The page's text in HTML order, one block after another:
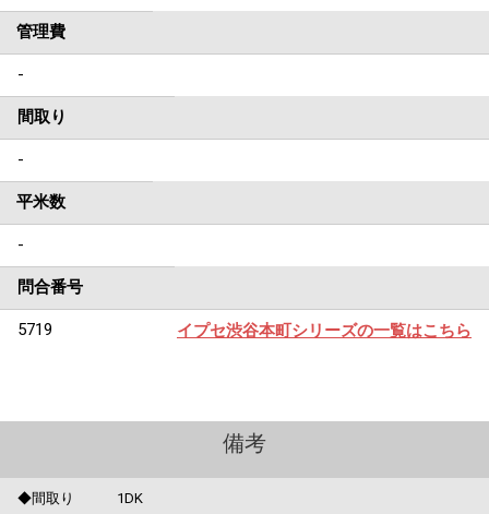
管理費
-
間取り
-
平米数
-
問合番号
5719 イプセ渋谷本町シリーズの一覧はこちら
備考
◆間取り 1DK